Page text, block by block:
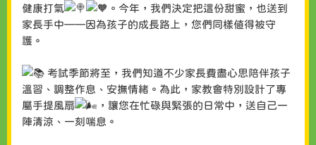
健康打氣
。今年，我們決定把這份甜蜜，也送到
家長手中——因為孩子的成長路上，您們同樣值得被守
護。
考試季節將至，我們知道不少家長費盡心思陪伴孩子
溫習、調整作息、安撫情緒。為此，家教會特別設計了專
屬手提風扇
，讓您在忙碌與緊張的日常中，送自己一
陣清涼、一刻喘息。